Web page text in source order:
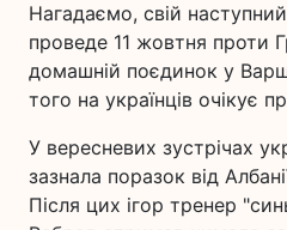
Нагадаємо, свій
проведе 11 жовтня проти
домашній поєдинок у
того на українців очікує
У вересневих зустрічах
зазнала поразок від
Після цих ігор тренер